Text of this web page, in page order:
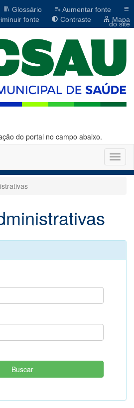
Glossário
Aumentar fonte
fonte Contraste Mapa
do site
do portal no campo abaixo.